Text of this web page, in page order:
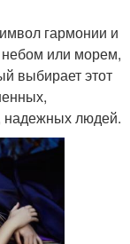
гармонии и
небом или морем,
выбирает этот
надежных людей.